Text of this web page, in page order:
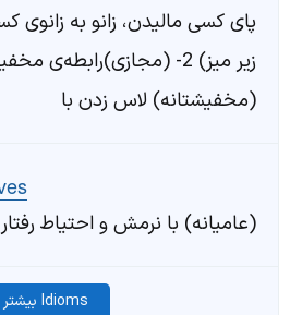
پای کسی مالیدن، زانو به زانوی
زیر میز) 2- (مجازی)رابطه‌ی
(مخفیشتانه) لاس زدن با
(عامیانه) با نرمش و احتیاط
Idioms بیشتر